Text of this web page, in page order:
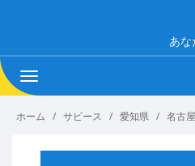
あな
Toggle
navigation
ホーム サビース 愛知県 名古